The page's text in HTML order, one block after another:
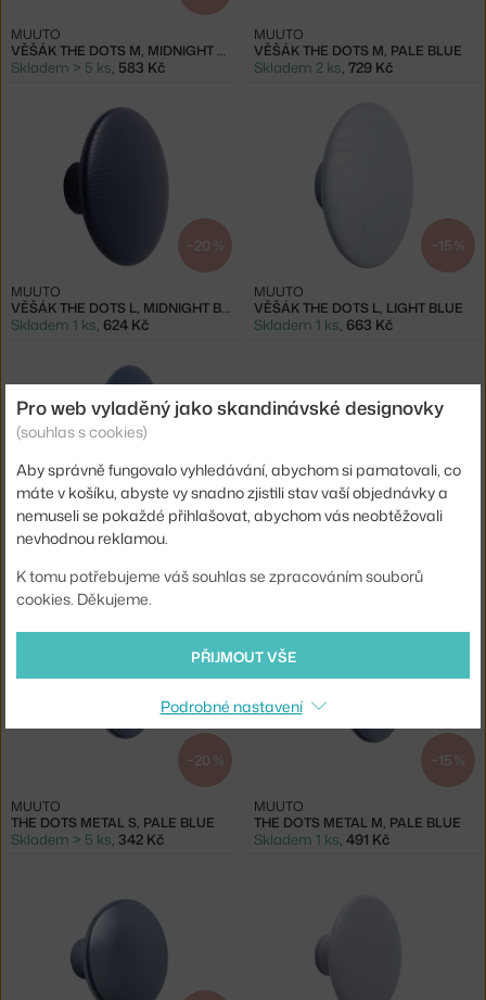
VĚŠÁK THE DOTS M, MIDNIGHT BLUE
MUUTO
Skladem > 5 ks, 583 Kč
VĚŠÁK THE DOTS M, PALE BLUE
MUUTO
Skladem 2 ks, 729 Kč
−20 %
VĚŠÁK THE DOTS L, MIDNIGHT BLUE
MUUTO
Skladem 1 ks, 624 Kč
−15 %
VĚŠÁK THE DOTS L, LIGHT BLUE
MUUTO
Skladem 1 ks, 663 Kč
−20 %
MUUTO
Skladem 1 ks,624 Kč
−20 %
Skladem 2 ks,1 911 Kč
−20 %
THE DOTS METAL S, PALE BLUE
MUUTO
Skladem > 5 ks, 342 Kč
−15 %
THE DOTS METAL M, PALE BLUE
MUUTO
Skladem 1 ks, 491 Kč
Pro web vyladěný jako skandinávské designovky
(souhlas s cookies)
Aby správně fungovalo vyhledávání, abychom si pamatovali, co
máte v košíku, abyste vy snadno zjistili stav vaší objednávky a
nemuseli se pokaždé přihlašovat, abychom vás neobtěžovali
nevhodnou reklamou.
K tomu potřebujeme váš souhlas se zpracováním souborů
cookies. Děkujeme.
PŘIJMOUT VŠE
Podrobné nastavení